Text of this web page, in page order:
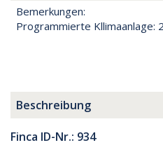
Bemerkungen:
Programmierte Kllimaanlage:
Beschreibung
Finca ID-Nr.: 934